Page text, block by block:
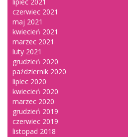
lipiec 2021
czerwiec 2021
maj 2021
kwiecień 2021
marzec 2021
luty 2021
grudzień 2020
październik 2020
lipiec 2020
kwiecień 2020
marzec 2020
grudzień 2019
czerwiec 2019
listopad 2018